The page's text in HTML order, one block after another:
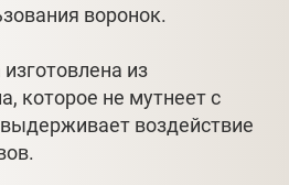
воронок.
из
которое не мутнеет с
воздействие